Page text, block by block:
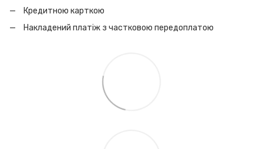
Кредитною карткою
Накладений платіж з частковою передоплатою